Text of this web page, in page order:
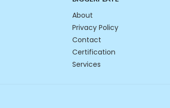
About
Privacy Policy
Contact
Certification
Services